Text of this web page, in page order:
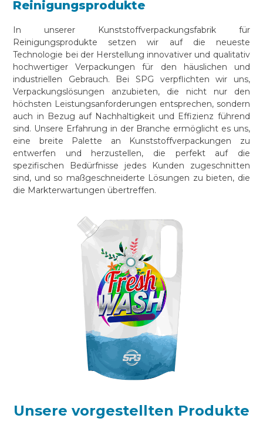
Reinigungsprodukte
In unserer Kunststoffverpackungsfabrik für
Reinigungsprodukte setzen wir auf die neueste
Technologie bei der Herstellung innovativer und qualitativ
hochwertiger Verpackungen für den häuslichen und
industriellen Gebrauch. Bei SPG verpflichten wir uns,
Verpackungslösungen anzubieten, die nicht nur den
höchsten Leistungsanforderungen entsprechen, sondern
auch in Bezug auf Nachhaltigkeit und Effizienz führend
sind. Unsere Erfahrung in der Branche ermöglicht es uns,
eine breite Palette an Kunststoffverpackungen zu
entwerfen und herzustellen, die perfekt auf die
spezifischen Bedürfnisse jedes Kunden zugeschnitten
sind, und so maßgeschneiderte Lösungen zu bieten, die
die Markterwartungen übertreffen.
Unsere vorgestellten Produkte